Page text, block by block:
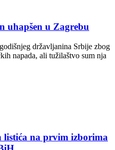
uhapšen u Zagrebu
državljanina Srbije zbog
napada, ali tužilaštvo sum nja
listića na prvim izborima